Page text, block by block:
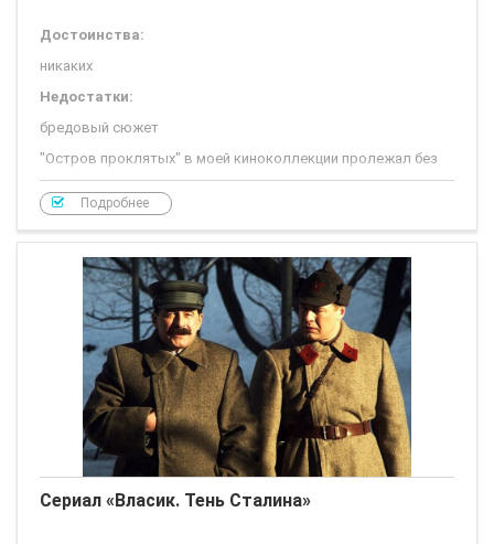
Достоинства:
никаких
Недостатки:
бредовый сюжет
"Остров проклятых" в моей киноколлекции пролежал без
малого 10 лет и только сегодня я соизволила его
посмотреть.
Фильм буду ругать страшно. Сюжет лихо закручен, но лично
для меня не нов. Я видела немало подобных ролевых
Зрителю настолько мощно пудрят мозги, что уже и сама
начала сомневаться в своей нормальности, интерес к
просмотру от всей этой путаницы угас быстро. В этом и есть
главный минус
Подробнее
Сериал «Власик. Тень Сталина»